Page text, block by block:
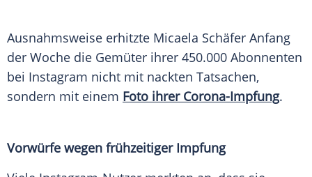
Ausnahmsweise erhitzte Micaela Schäfer Anfang
der Woche die Gemüter ihrer 450.000 Abonnenten
bei Instagram nicht mit nackten Tatsachen,
sondern mit einem Foto ihrer Corona-Impfung.
Vorwürfe wegen frühzeitiger Impfung